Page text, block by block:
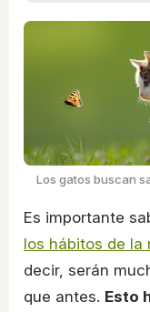
Los gatos buscan
Es importante
los hábitos de la
decir, serán
que antes. Esto